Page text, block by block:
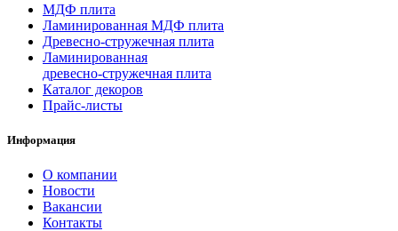
МДФ плита
Ламинированная МДФ плита
Древесно-стружечная плита
Ламинированная
древесно-стружечная плита
Каталог декоров
Прайс-листы
Информация
О компании
Новости
Вакансии
Контакты